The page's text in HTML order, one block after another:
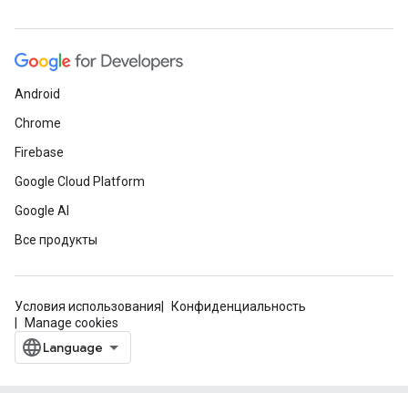
Android
Chrome
Firebase
Google Cloud Platform
Google AI
Все продукты
Условия использования
Конфиденциальность
Manage cookies